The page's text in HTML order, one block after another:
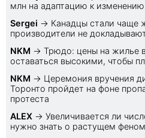
млн на адаптацию к
Sеrgei → Канадцы стали чаще
производители не
NKM → Трюдо: цены на жилье
оставаться высокими, чтобы
NKM → Церемония вручения
Торонто пройдет на фоне
протеста
ALEX → Увеличивается ли
нужно знать о растущем